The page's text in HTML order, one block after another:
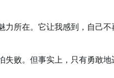
力所在。它让我感到，自己不
失败。但事实上，只有勇敢地